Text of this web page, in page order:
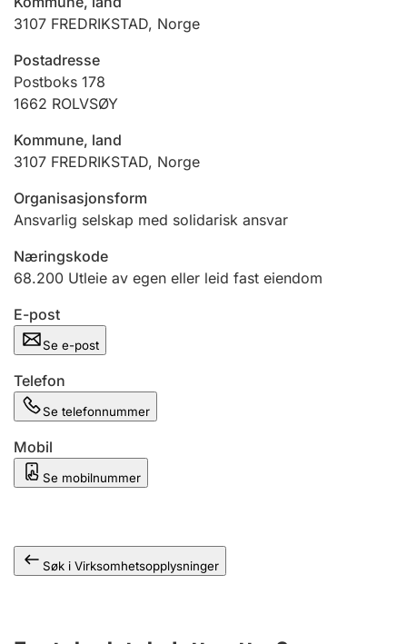
Ektepaktveileder
Andre tema
3107 FREDRIKSTAD, Norge
Postadresse
Postboks 178
1662 ROLVSØY
Kommune, land
3107 FREDRIKSTAD, Norge
Organisasjonsform
Ansvarlig selskap med solidarisk ansvar
Næringskode
68.200 Utleie av egen eller leid fast eiendom
E-post
Se e-post
Telefon
Se telefonnummer
Mobil
Se mobilnummer
Søk i Virksomhetsopplysninger